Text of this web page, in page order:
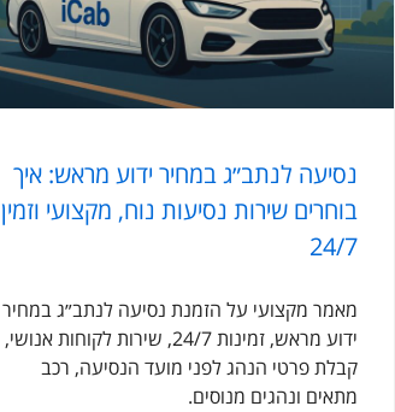
נסיעה לנתב״ג במחיר ידוע מראש: איך
בוחרים שירות נסיעות נוח, מקצועי וזמין
24/7
מאמר מקצועי על הזמנת נסיעה לנתב״ג במחיר
ידוע מראש, זמינות 24/7, שירות לקוחות אנושי,
קבלת פרטי הנהג לפני מועד הנסיעה, רכב
מתאים ונהגים מנוסים.